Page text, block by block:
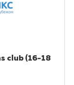
club (16-18